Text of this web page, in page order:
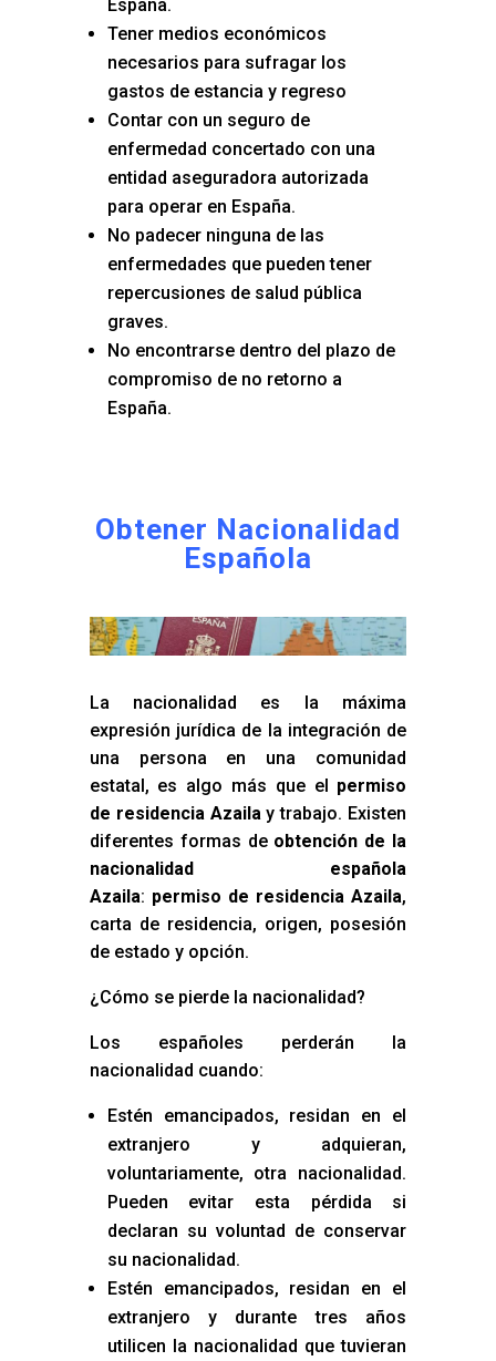
España.
Tener medios económicos
necesarios para sufragar los
gastos de estancia y regreso
Contar con un seguro de
enfermedad concertado con una
entidad aseguradora autorizada
para operar en España.
No padecer ninguna de las
enfermedades que pueden tener
repercusiones de salud pública
graves.
No encontrarse dentro del plazo de
compromiso de no retorno a
España.
Obtener Nacionalidad
Española
La nacionalidad es la máxima
expresión jurídica de la integración de
una persona en una comunidad
estatal, es algo más que el permiso
de residencia Azailay trabajo. Existen
diferentes formas de obtención de la
nacionalidad española
Azaila: permiso de residencia Azaila,
carta de residencia, origen, posesión
de estado y opción.
¿Cómo se pierde la nacionalidad?
Los españoles perderán la
nacionalidad cuando:
Estén emancipados, residan en el
extranjero y adquieran,
voluntariamente, otra nacionalidad.
Pueden evitar esta pérdida si
declaran su voluntad de conservar
su nacionalidad.
Estén emancipados, residan en el
extranjero y durante tres años
utilicen la nacionalidad que tuvieran